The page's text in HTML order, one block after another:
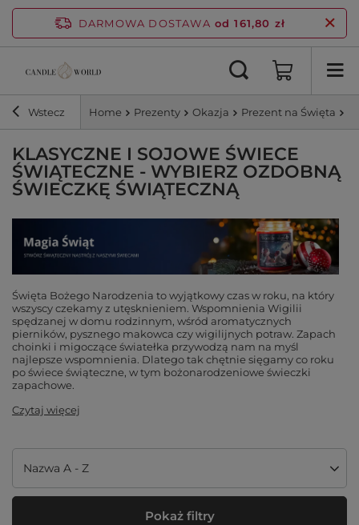
DARMOWA DOSTAWA od 161,80 zł
Wstecz Home Prezenty Okazja Prezent na Święta
KLASYCZNE I SOJOWE ŚWIECE
ŚWIĄTECZNE - WYBIERZ OZDOBNĄ
ŚWIECZKĘ ŚWIĄTECZNĄ
Święta Bożego Narodzenia to wyjątkowy czas w roku, na który
wszyscy czekamy z utęsknieniem. Wspomnienia Wigilii
spędzanej w domu rodzinnym, wśród aromatycznych
pierników, pysznego makowca czy wigilijnych potraw. Zapach
choinki i migoczące światełka przywodzą nam na myśl
najlepsze wspomnienia. Dlatego tak chętnie sięgamy co roku
po świece świąteczne, w tym bożonarodzeniowe świeczki
zapachowe.
Czytaj więcej
Zmień sortowanie
Nazwa A - Z
Pokaż filtry